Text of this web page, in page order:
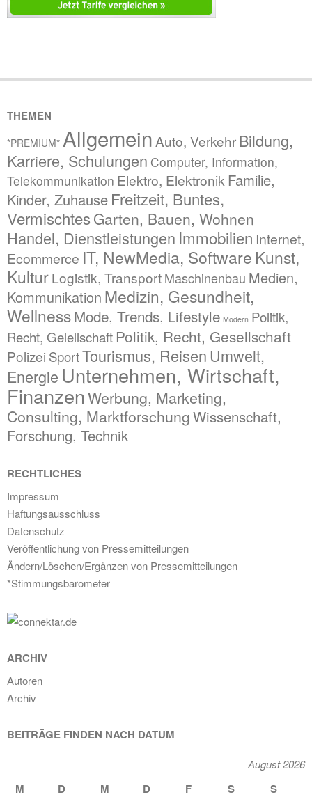
THEMEN
*PREMIUM* Allgemein Auto, VerkehrBildung,
Karriere, Schulungen Computer, Information,
Telekommunikation Elektro, Elektronik Familie,
Kinder, Zuhause Freitzeit, Buntes,
Vermischtes Garten, Bauen, Wohnen
Handel, Dienstleistungen Immobilien Internet,
Ecommerce IT, NewMedia, SoftwareKunst,
KulturLogistik, TransportMaschinenbau Medien,
Kommunikation Medizin, Gesundheit,
WellnessMode, Trends, Lifestyle Modern Politik,
Recht, Gelellschaft Politik, Recht, Gesellschaft
Polizei SportTourismus, Reisen Umwelt,
Energie Unternehmen, Wirtschaft,
FinanzenWerbung, Marketing,
Consulting, MarktforschungWissenschaft,
Forschung, Technik
RECHTLICHES
Impressum
Haftungsausschluss
Datenschutz
Veröffentlichung von Pressemitteilungen
Ändern/Löschen/Ergänzen von Pressemitteilungen
*Stimmungsbarometer
ARCHIV
Autoren
Archiv
BEITRÄGE FINDEN NACH DATUM
August 2026
M D M D F S S